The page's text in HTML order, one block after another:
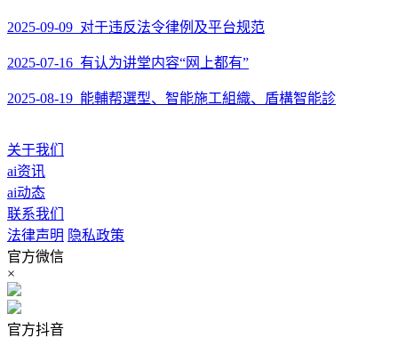
2025-09-09 对于违反法令律例及平台规范
2025-07-16 有认为讲堂内容“网上都有”
2025-08-19 能輔帮選型、智能施工組織、盾構智能診
关于我们
ai资讯
ai动态
联系我们
法律声明 隐私政策
官方微信
×
官方抖音